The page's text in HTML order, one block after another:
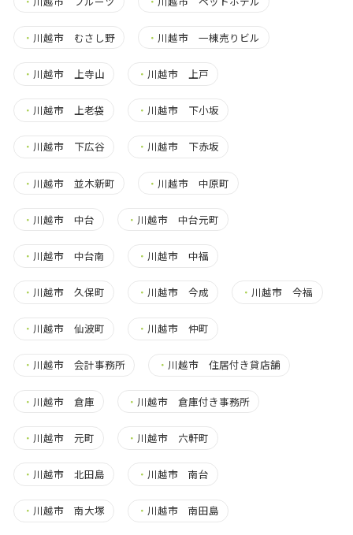
・ 川越市 むさし野 ・ 川越市 一棟売りビル
・ 川越市 上寺山 ・ 川越市 上戸
・ 川越市 上老袋 ・ 川越市 下小坂
・ 川越市 下広谷 ・ 川越市 下赤坂
・ 川越市 並木新町 ・ 川越市 中原町
・ 川越市 中台 ・ 川越市 中台元町
・ 川越市 中台南 ・ 川越市 中福
・ 川越市 久保町 ・ 川越市 今成 ・ 川越市 今福
・ 川越市 仙波町 ・ 川越市 仲町
・ 川越市 会計事務所 ・ 川越市 住居付き貸店舗
・ 川越市 倉庫 ・ 川越市 倉庫付き事務所
・ 川越市 元町 ・ 川越市 六軒町
・ 川越市 北田島 ・ 川越市 南台
・ 川越市 南大塚 ・ 川越市 南田島